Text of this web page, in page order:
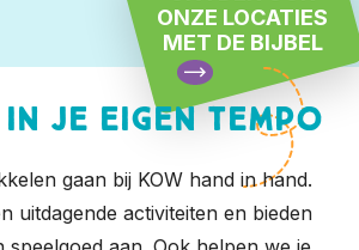
ONZE LOCATIES
MET DE BIJBEL
je eigen tempo
gaan bij KOW hand in hand.
uitdagende activiteiten en bieden